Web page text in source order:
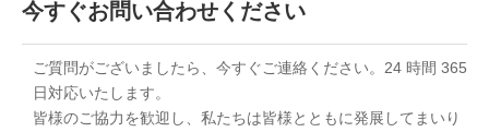
今すぐお問い合わせください
ご質問がございましたら、今すぐご連絡ください。24 時間 365
日対応いたします。
皆様のご協力を歓迎し、私たちは皆様とともに発展してまいり